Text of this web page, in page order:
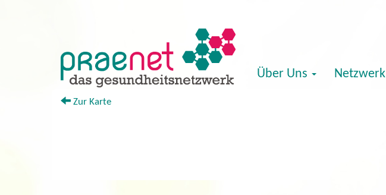
Über Uns Netzwerk
+
Zur Karte